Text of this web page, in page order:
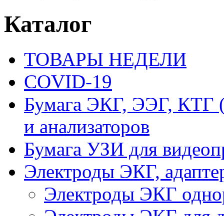
Каталог
ТОВАРЫ НЕДЕЛИ
COVID-19
Бумага ЭКГ, ЭЭГ, КТГ
и анализаторов
Бумага УЗИ для
Электроды ЭКГ,
Электроды ЭКГ